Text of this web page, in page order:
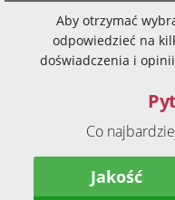
Aby otrzymać
odpowiedzieć na
doświadczenia i
Co
Jakość